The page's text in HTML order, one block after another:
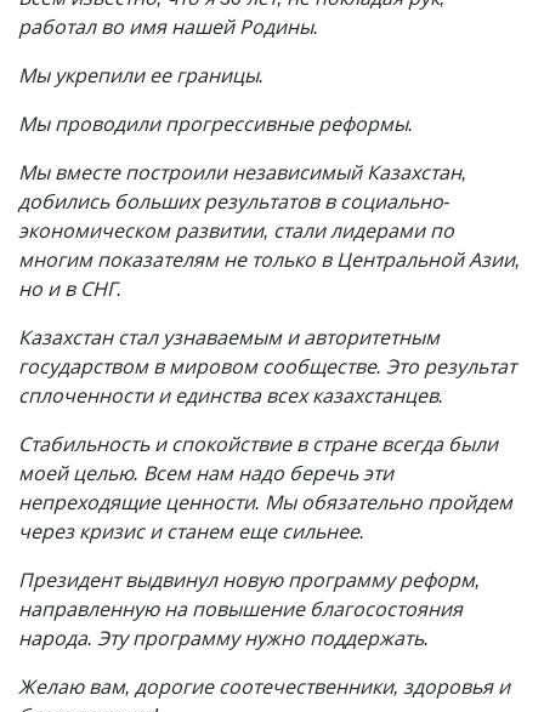
работал во имя нашей Родины.
Мы укрепили ее границы.
Мы проводили прогрессивные реформы.
Мы вместе построили независимый Казахстан,
добились больших результатов в социально-
экономическом развитии, стали лидерами по
многим показателям не только в Центральной Азии,
но и в СНГ.
Казахстан стал узнаваемым и авторитетным
государством в мировом сообществе. Это результат
сплоченности и единства всех казахстанцев.
Стабильность и спокойствие в стране всегда были
моей целью. Всем нам надо беречь эти
непреходящие ценности. Мы обязательно пройдем
через кризис и станем еще сильнее.
Президент выдвинул новую программу реформ,
направленную на повышение благосостояния
народа. Эту программу нужно поддержать.
Желаю вам, дорогие соотечественники, здоровья и